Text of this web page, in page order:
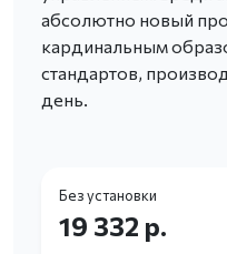
абсолютно новый
кардинальным
стандартов,
день.
Без установки
19 332 р.